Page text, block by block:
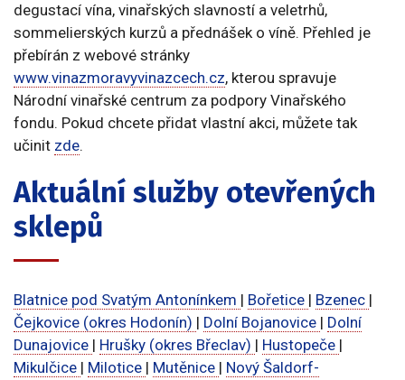
degustací vína, vinařských slavností a veletrhů,
sommelierských kurzů a přednášek o víně. Přehled je
přebírán z webové stránky
www.vinazmoravyvinazcech.cz, kterou spravuje
Národní vinařské centrum za podpory Vinařského
fondu. Pokud chcete přidat vlastní akci, můžete tak
učinit zde.
Aktuální služby otevřených
sklepů
Blatnice pod Svatým Antonínkem | Bořetice | Bzenec |
Čejkovice (okres Hodonín) | Dolní Bojanovice | Dolní
Dunajovice | Hrušky (okres Břeclav) | Hustopeče |
Mikulčice | Milotice | Mutěnice | Nový Šaldorf-